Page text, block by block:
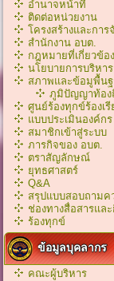
อำนาจหน้าที่
ติดต่อหน่วยงาน
โครงสร้างและการ
สำนักงาน อบต.
กฎหมายที่เกี่ยวข้อง
นโยบายการบริหาร
สภาพและข้อมูพื้น
ภูมิปัญญาท้อง
ศูนย์ร้องทุกข์ร้องเ
แบบประเมินองค์กร
สมาชิกเข้าสู่ระบบ
ภารกิจของ อบต.
ตราสัญลักษณ์
ยุทธศาสตร์
Q&A
สรุปแบบสอบถามค
ช่องทางสื่อสารแ
ร้องทุกข์
ข้อมูลบุคลากร
คณะผู้บริหาร